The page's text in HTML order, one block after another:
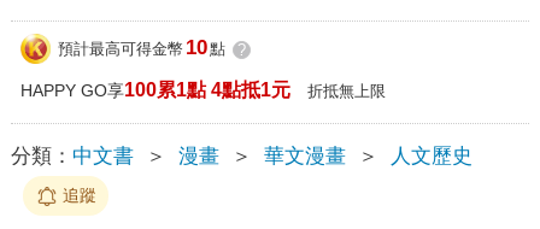
預計最高可得金幣 10點 ?
HAPPY GO享100累1點 4點抵1元 折抵無上限
分類： 中文書 ＞ 漫畫 ＞ 華文漫畫 ＞ 人文歷史
追蹤